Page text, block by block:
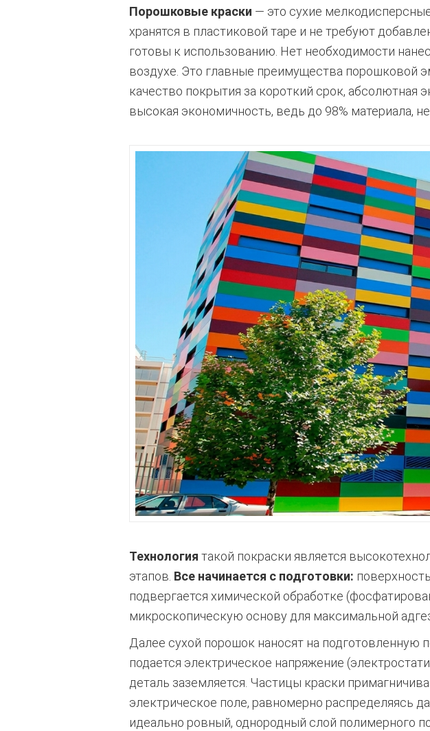
Порошковые краски — это сухие
хранятся в пластиковой таре и не требуют
готовы к использованию. Нет необходимости
воздухе. Это главные преимущества порошковой
качество покрытия за короткий срок, абсолютная
высокая экономичность, ведь до 98% материала,
Технология такой покраски является
этапов. Все начинается с подготовки:
подвергается химической обработке
микроскопическую основу для максимальной
Далее сухой порошок наносят на подготовленную
подается электрическое напряжение
деталь заземляется. Частицы краски
электрическое поле, равномерно распределяясь
идеально ровный, однородный слой полимерного